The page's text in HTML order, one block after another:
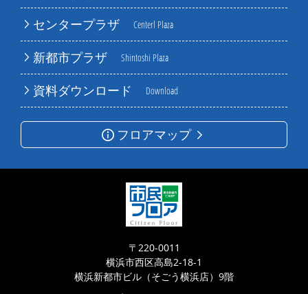
センタープラザ Centerl Plaza
新都市プラザ Shintoshi Plaza
資料ダウンロード Download
フロアマップ
〒220-0011
横浜市西区高島2-18-1
横浜新都市ビル（そごう横浜店）9階